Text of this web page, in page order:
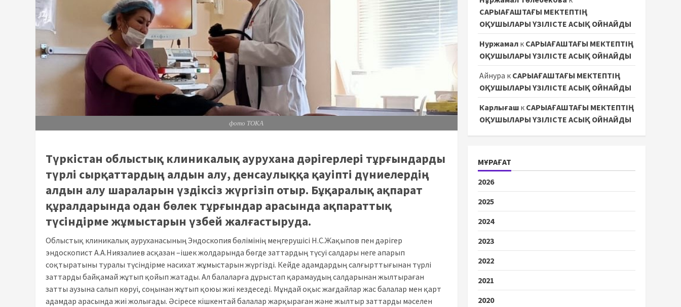
фото ТОКА
Түркістан облыстық клиникалық аурухана дәрігерлері тұрғындарды
түрлі сырқаттардың алдын алу, денсаулыққа қауіпті дүниелердің
алдын алу шараларын үздіксіз жүргізіп отыр. Бұқаралық ақпарат
құралдарында одан бөлек тұрғындар арасында ақпараттық
түсіндірме жұмыстарын үзбей жалғастыруда.
Облыстық клиникалық ауруханасының Эндоскопия бөлімінің меңгерушісі Н.С.Жақыпов пен дәрігер
эндоскопист А.А.Ниязалиев асқазан –ішек жолдарында бөгде заттардың түсуі салдары неге апарып
соқтыратыны туралы түсіндірме насихат жұмыстарын жүргізді. Кейде адамдардың салғырттығынан түрлі
заттарды байқамай жұтып қойып жатады. Ал балаларға дұрыстап қарамаудың салдарынан жылтыраған
затты аузына салып көруі, соңынан жұтып қоюы жиі кездеседі. Мұндай оқыс жағдайлар жас балалар мен қарт
адамдар арасында жиі жолығады. Әсіресе кішкентай балалар жарқыраған және жылтыр заттарды мәселен
САРЫАҒАШТАҒЫ МЕКТЕПТІҢ
ОҚУШЫЛАРЫ ҮЗІЛІСТЕ АСЫҚ ОЙНАЙДЫ
Нуржамалк САРЫАҒАШТАҒЫ МЕКТЕПТІҢ
ОҚУШЫЛАРЫ ҮЗІЛІСТЕ АСЫҚ ОЙНАЙДЫ
Айнура к САРЫАҒАШТАҒЫ МЕКТЕПТІҢ
ОҚУШЫЛАРЫ ҮЗІЛІСТЕ АСЫҚ ОЙНАЙДЫ
Карлығашк САРЫАҒАШТАҒЫ МЕКТЕПТІҢ
ОҚУШЫЛАРЫ ҮЗІЛІСТЕ АСЫҚ ОЙНАЙДЫ
МҰРАҒАТ
2026
2025
2024
2023
2022
2021
2020